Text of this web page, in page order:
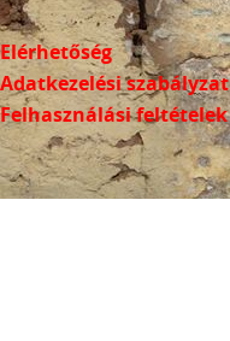
Elérhetőség
Adatkezelési szabályzat
Felhasználási feltételek